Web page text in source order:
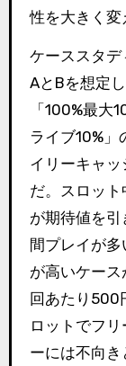
性を大きく変
ケーススタデ
AとBを想定
「100%最大
ライブ10%」
イリーキャッ
だ。スロッ
が期待値を
間プレイが
が高いケー
回あたり500
ロットでフ
ーには不向